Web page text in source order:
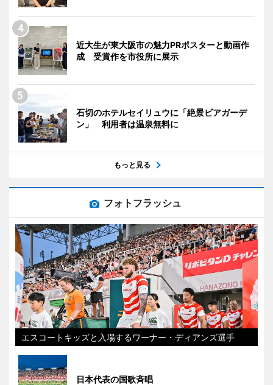
近大生が東大阪市の魅力PRポスターと動画作
成 受賞作を市役所に展示
石切のホテルセイリュウに「絶景ビアガーデ
ン」 利用者は温泉無料に
もっと見る
フォトフラッシュ
エスコートキッズと入場するワーナー・ディアンズ選手
日本代表の国歌斉唱